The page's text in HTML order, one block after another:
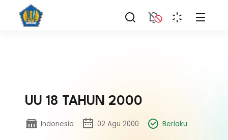
UU 18 TAHUN 2000
Indonesia 02 Agu 2000 Berlaku